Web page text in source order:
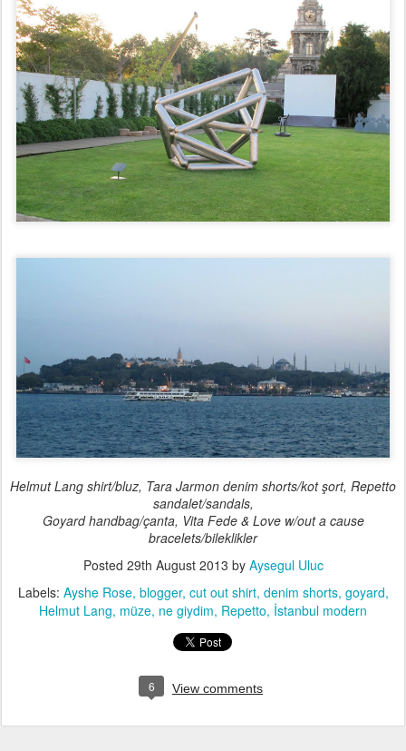
Helmut Lang shirt/bluz, Tara Jarmon denim shorts/kot şort, Repetto
sandalet/sandals,
Goyard handbag/çanta, Vita Fede & Love w/out a cause
bracelets/bileklikler
Posted 29th August 2013 by Aysegul Uluc
Labels: Ayshe Rose blogger cut out shirt denim shorts goyard
Helmut Lang müze ne giydim Repetto İstanbul modern
6 View comments